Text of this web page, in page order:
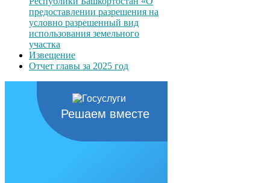
предоставлении разрешения на
условно разрешенный вид
использования земельного
участка
Извещение
Отчет главы за 2025 год
Решаем вместе